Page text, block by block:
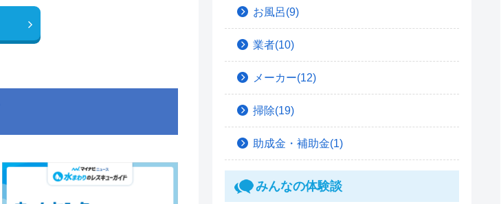
お風呂(9)
業者(10)
メーカー(12)
掃除(19)
助成金・補助金(1)
みんなの体験談